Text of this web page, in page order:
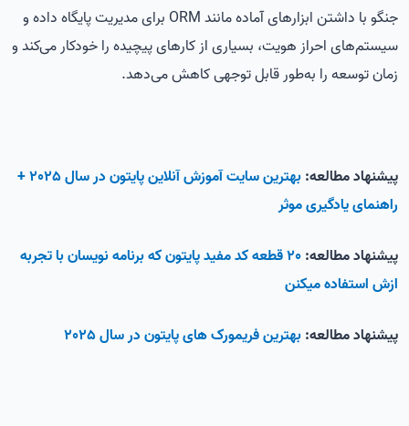
جنگو با داشتن ابزارهای آماده مانند ORM برای مدیریت پایگاه داده و
سیستم‌های احراز هویت، بسیاری از کارهای پیچیده را خودکار می‌کند و
زمان توسعه را به‌طور قابل توجهی کاهش می‌دهد.
پیشنهاد مطالعه:
بهترین سایت آموزش آنلاین پایتون در سال 2025 +
راهنمای یادگیری موثر
پیشنهاد مطالعه:
20 قطعه کد مفید پایتون که برنامه نویسان با تجربه
ازش استفاده میکنن
پیشنهاد مطالعه:بهترین فریمورک های پایتون در سال 2025